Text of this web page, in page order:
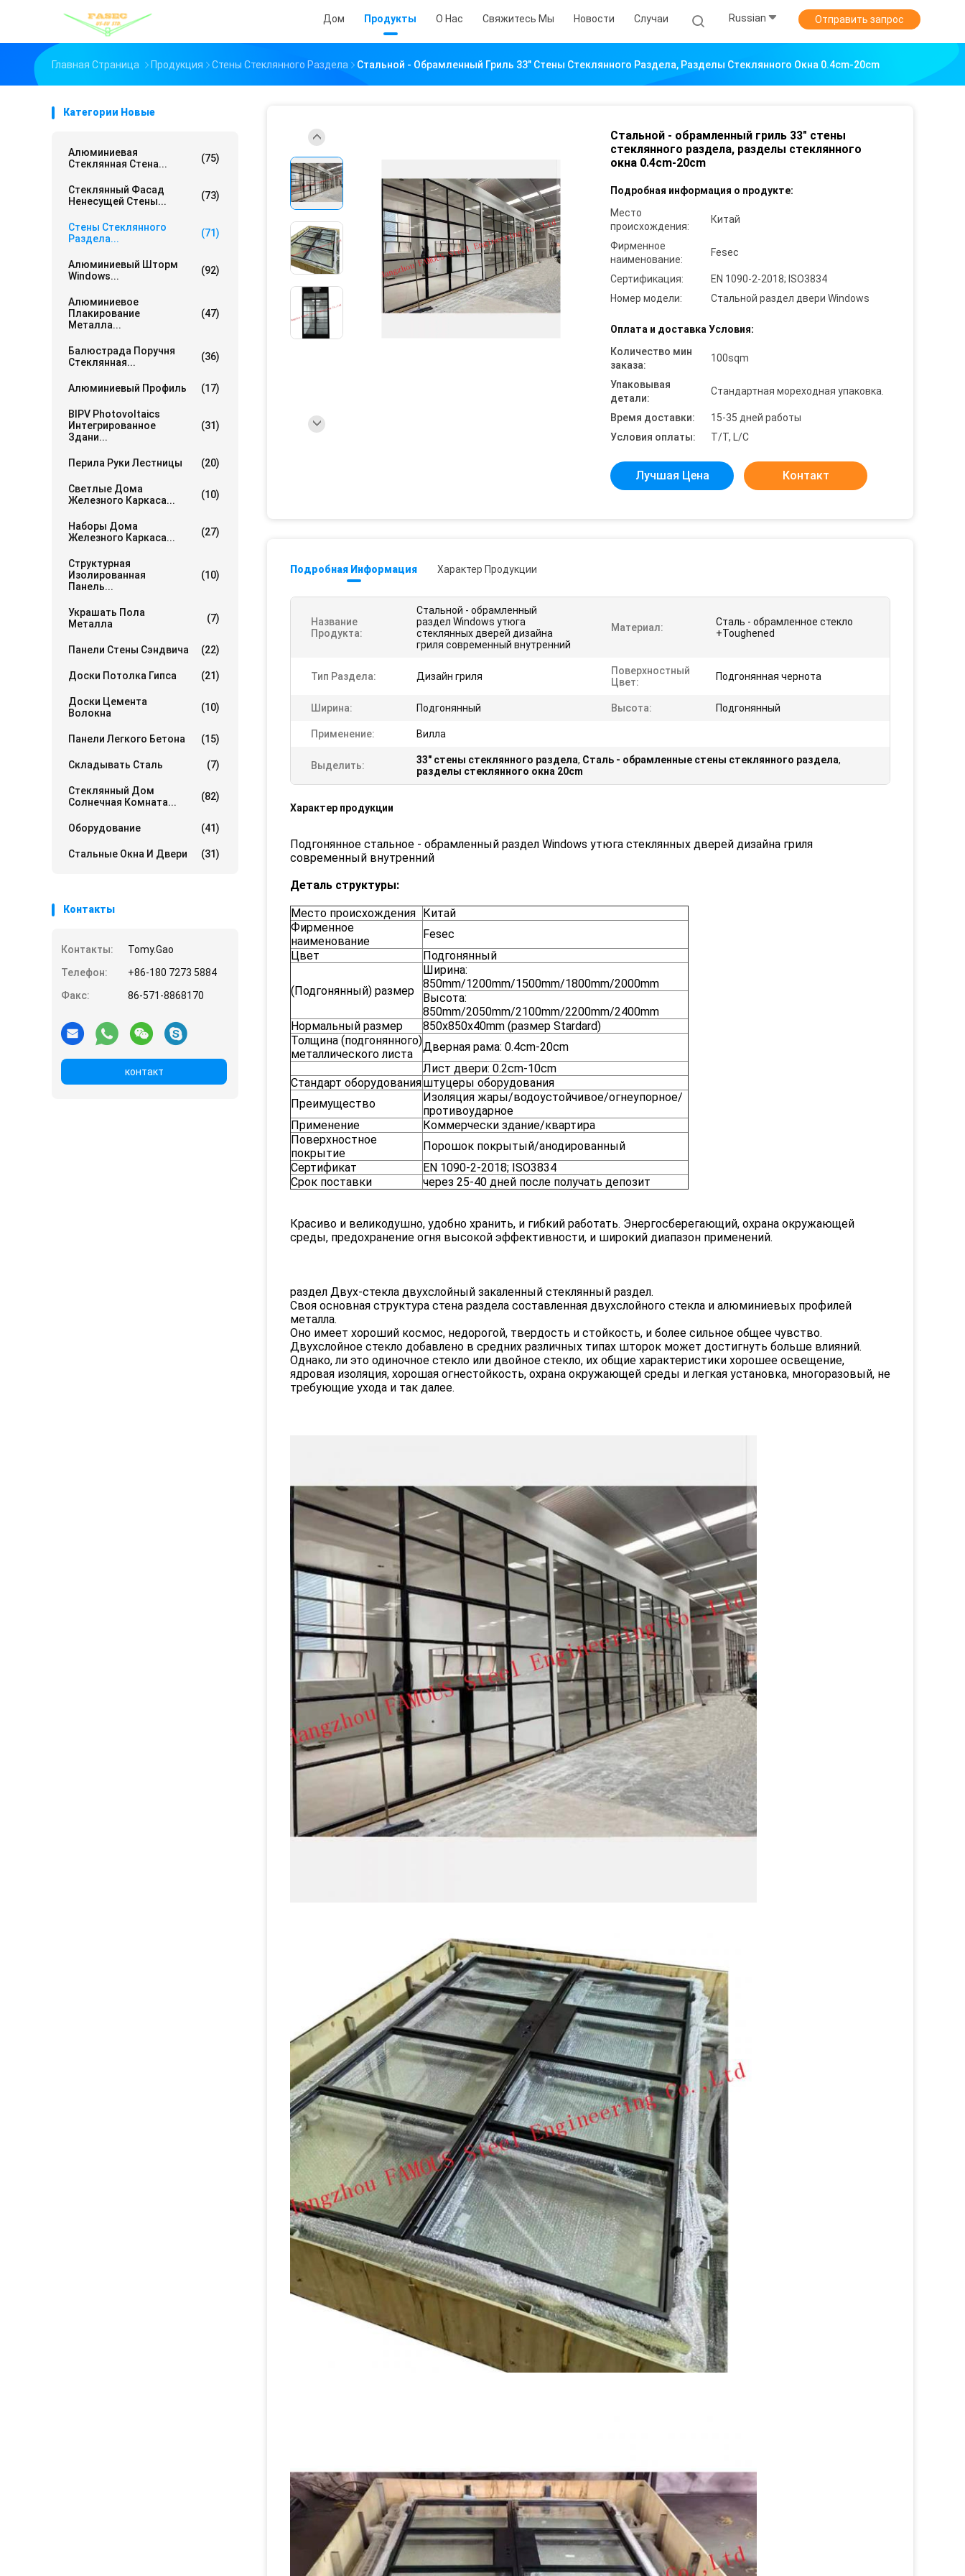
Дом Продукты О Нас Свяжитесь Мы Новости Случаи Russian Отправить запрос
Главная Страница Продукция Стены Стеклянного Раздела Стальной - Обрамленный Гриль 33" Стены Стеклянного Раздела, Разделы Стеклянного Окна 0.4cm-20cm
Категории Новые
Алюминиевая
Стеклянная Стена...
(75)
Стеклянный Фасад
Ненесущей Стены...
(73)
Стены Стеклянного
Раздела...
(71)
Алюминиевый Шторм
Windows...
(92)
Алюминиевое
Плакирование
Металла...
(47)
Балюстрада Поручня
Стеклянная...
(36)
Алюминиевый Профиль (17)
BIPV Photovoltaics
Интегрированное
Здани...
(31)
Перила Руки Лестницы (20)
Светлые Дома
Железного Каркаса...
(10)
Наборы Дома
Железного Каркаса...
(27)
Структурная
Изолированная
Панель...
(10)
Украшать Пола
Металла
(7)
Панели Стены Сэндвича (22)
Доски Потолка Гипса (21)
Доски Цемента
Волокна
(10)
Панели Легкого Бетона (15)
Складывать Сталь (7)
Стеклянный Дом
Солнечная Комната...
(82)
Оборудование (41)
Стальные Окна И Двери (31)
Контакты
Контакты:
Tomy.Gao
Телефон:
+86-180 7273 5884
Факс:
86-571-8868170
контакт
Стальной - обрамленный гриль 33" стены
стеклянного раздела, разделы стеклянного
окна 0.4cm-20cm
Подробная информация о продукте:
Место
происхождения:
Китай
Фирменное
наименование:
Fesec
Сертификация:
EN 1090-2-2018; ISO3834
Номер модели:
Стальной раздел двери Windows
Оплата и доставка Условия:
Количество мин
заказа:
100sqm
Упаковывая
детали:
Стандартная мореходная упаковка.
Время доставки:
15-35 дней работы
Условия оплаты:
T/T, L/C
Лучшая Цена Контакт
Подробная Информация Характер Продукции
Название
Продукта:
Стальной - обрамленный
раздел Windows утюга
стеклянных дверей дизайна
гриля современный внутренний
Материал:
Сталь - обрамленное стекло
+Toughened
Тип Раздела: Дизайн гриля
Поверхностный
Цвет:
Подгонянная чернота
Ширина: Подгонянный Высота: Подгонянный
Применение: Вилла
Выделить: 33" стены стеклянного раздела, Сталь - обрамленные стены стеклянного раздела,
разделы стеклянного окна 20cm
Характер продукции
Подгонянное стальное - обрамленный раздел Windows утюга стеклянных дверей дизайна гриля
современный внутренний
Деталь структуры:
Место происхождения Китай
Фирменное
наименование
Fesec
Цвет
Подгонянный
(Подгонянный) размер
Ширина:
850mm/1200mm/1500mm/1800mm/2000mm
Высота:
850mm/2050mm/2100mm/2200mm/2400mm
Нормальный размер
850x850x40mm (размер Stardard)
Толщина (подгонянного)
металлического листа
Дверная рама: 0.4cm-20cm
Лист двери: 0.2cm-10cm
Стандарт оборудованияштуцеры оборудования
Преимущество
Изоляция жары/водоустойчивое/огнеупорное/
противоударное
Применение
Коммерчески здание/квартира
Поверхностное
покрытие
Порошок покрытый/анодированный
Сертификат
EN 1090-2-2018; ISO3834
Срок поставки
через 25-40 дней после получать депозит
Красиво и великодушно, удобно хранить, и гибкий работать. Энергосберегающий, охрана окружающей
среды, предохранение огня высокой эффективности, и широкий диапазон применений.
раздел Двух-стекла двухслойный закаленный стеклянный раздел.
Своя основная структура стена раздела составленная двухслойного стекла и алюминиевых профилей
металла.
Оно имеет хороший космос, недорогой, твердость и стойкость, и более сильное общее чувство.
Двухслойное стекло добавлено в средних различных типах шторок может достигнуть больше влияний.
Однако, ли это одиночное стекло или двойное стекло, их общие характеристики хорошее освещение,
ядровая изоляция, хорошая огнестойкость, охрана окружающей среды и легкая установка, многоразовый, не
требующие ухода и так далее.